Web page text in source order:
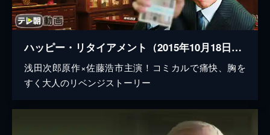
ハッピー・リタイアメント（2015年10月18日放送）
浅田次郎原作×佐藤浩市主演！コミカルで痛快、胸を
すく大人のリベンジストーリー